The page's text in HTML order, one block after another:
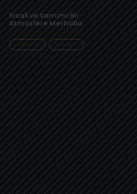
Sıcak ve Samimi Bir
Atmosfere Merhaba
Online Katalog Tanıtım Videosu